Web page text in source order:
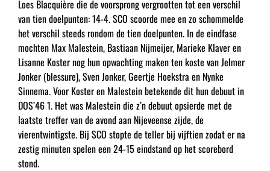
Loes Blacquière die de voorsprong vergrootten tot een verschil
van tien doelpunten: 14-4. SCO scoorde mee en zo schommelde
het verschil steeds rondom de tien doelpunten. In de eindfase
mochten Max Malestein, Bastiaan Nijmeijer, Marieke Klaver en
Lisanne Koster nog hun opwachting maken ten koste van Jelmer
Jonker (blessure), Sven Jonker, Geertje Hoekstra en Nynke
Sinnema. Voor Koster en Malestein betekende dit hun debuut in
DOS’46 1. Het was Malestein die z’n debuut opsierde met de
laatste treffer van de avond aan Nijeveense zijde, de
vierentwintigste. Bij SCO stopte de teller bij vijftien zodat er na
zestig minuten spelen een 24-15 eindstand op het scorebord
stond.